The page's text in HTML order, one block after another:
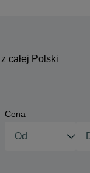
całej Polski
Cena